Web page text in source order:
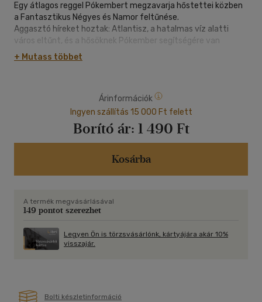
Egy átlagos reggel Pókembert megzavarja hőstettei közben
a Fantasztikus Négyes és Namor feltűnése.
Aggasztó híreket hoztak: Atlantisz, a hatalmas víz alatti
város eltűnt, és a hősöknek Pókember segítségére van
szükségük a megtalálásához! Pókember elvállalja a kétes
küldetést, hogy ne okozzon csalódást a hősöknek. Hangya
amilyen egyszerű volt odakerülni, olyan nehéz megtalálni a
kivezető utat. Ráadásul a szuperhősök is sorra tűnnek el
ebből a feje tetejére állított világból! Korhatár nélkül, a
legkisebbeknek és kezdő olvasóknak is ajánljuk.
+ Mutass többet
Árinformációk
Ingyen szállítás 15 000 Ft felett
Borító ár: 1 490 Ft
Kosárba
A termék megvásárlásával
149 pontot szerezhet
Legyen Ön is törzsvásárlónk, kártyájára akár 10%
visszajár.
Bolti készletinformáció